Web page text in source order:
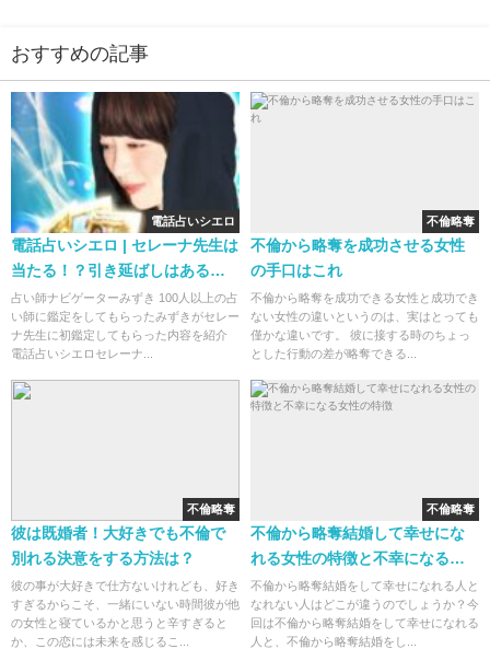
おすすめの記事
電話占いシエロ
電話占いシエロ | セレーナ先生は
当たる！？引き延ばしはある
の？
占い師ナビゲーターみずき 100人以上の占
い師に鑑定をしてもらったみずきがセレー
ナ先生に初鑑定してもらった内容を紹介
電話占いシエロセレーナ...
不倫略奪
不倫から略奪を成功させる女性
の手口はこれ
不倫から略奪を成功できる女性と成功でき
ない女性の違いというのは、実はとっても
僅かな違いです。 彼に接する時のちょっ
とした行動の差が略奪できる...
不倫略奪
彼は既婚者！大好きでも不倫で
別れる決意をする方法は？
彼の事が大好きで仕方ないけれども、好き
すぎるからこそ、一緒にいない時間彼が他
の女性と寝ているかと思うと辛すぎると
か、この恋には未来を感じるこ...
不倫略奪
不倫から略奪結婚して幸せにな
れる女性の特徴と不幸になる女
性の特徴
不倫から略奪結婚をして幸せになれる人と
なれない人はどこが違うのでしょうか？今
回は不倫から略奪結婚をして幸せになれる
人と、不倫から略奪結婚をし...